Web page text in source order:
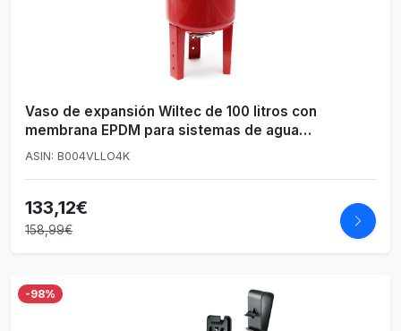
Vaso de expansión Wiltec de 100 litros con
membrana EPDM para sistemas de agua
domésticos
ASIN: B004VLLO4K
133,12€
158,99€
-98%